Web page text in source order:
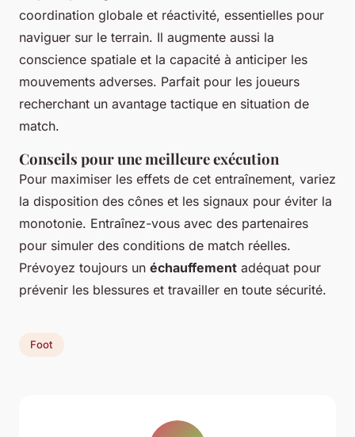
coordination globale et réactivité, essentielles pour
naviguer sur le terrain. Il augmente aussi la
conscience spatiale et la capacité à anticiper les
mouvements adverses. Parfait pour les joueurs
recherchant un avantage tactique en situation de
match.
Conseils pour une meilleure exécution
Pour maximiser les effets de cet entraînement, variez
la disposition des cônes et les signaux pour éviter la
monotonie. Entraînez-vous avec des partenaires
pour simuler des conditions de match réelles.
Prévoyez toujours un échauffement adéquat pour
prévenir les blessures et travailler en toute sécurité.
Foot